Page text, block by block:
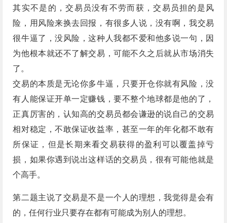
其实不是的，交易员没有不劳而获，交易员担的是风
险，用风险来换去回报，有很多人说，没有啊，我交易
很牛逼了，没风险，这种人我都不爱和他多说一句，因
为他根本就还不了解交易，可能不久之后就从市场消失
了。
交易的本质是无论你多牛逼，只要开仓你就有风险，没
有人能保证开单一定赚钱，要不整个地球都是他的了，
正真厉害的，认知高的交易员都会谦逊的说自己的交易
相对稳定，不敢保证收益率，甚至一年的年化都不敢有
所保证，但是长期来看交易获得的盈利可以覆盖掉亏
损，如果你遇到说出这样话的交易员，很有可能他就是
个高手。
第二题主说了交易是不是一个人的理想，我觉得是会有
的，任何行业只要存在都有可能成为别人的理想。